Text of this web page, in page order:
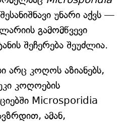
უნარი აქვს —
გამომწვევი
შეჩერება შეუძლია.
არც კოღოს აზიანებს,
კოღოების
Microsporidia
ამან,